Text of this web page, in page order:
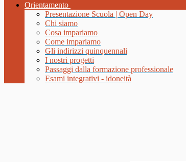
Orientamento
Presentazione Scuola | Open Day
Chi siamo
Cosa impariamo
Come impariamo
Gli indirizzi quinquennali
I nostri progetti
Passaggi dalla formazione professionale
Esami integrativi - idoneità